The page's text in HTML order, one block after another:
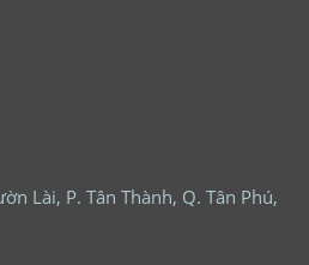
Lài, P. Tân Thành, Q. Tân Phú,